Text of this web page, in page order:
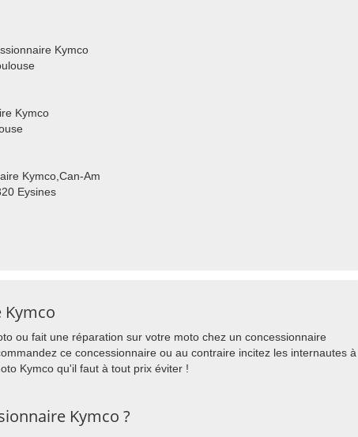
Kymco
Kymco
Kymco,Can-Am
Eysines
Kymco
ou fait une réparation sur votre moto chez un concessionnaire
ce concessionnaire ou au contraire incitez les internautes à
Kymco qu'il faut à tout prix éviter !
Kymco ?